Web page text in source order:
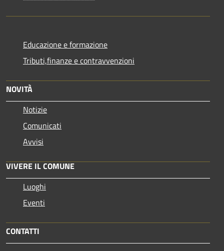
Educazione e formazione
Tributi,finanze e contravvenzioni
NOVITÀ
Notizie
Comunicati
Avvisi
VIVERE IL COMUNE
Luoghi
Eventi
CONTATTI